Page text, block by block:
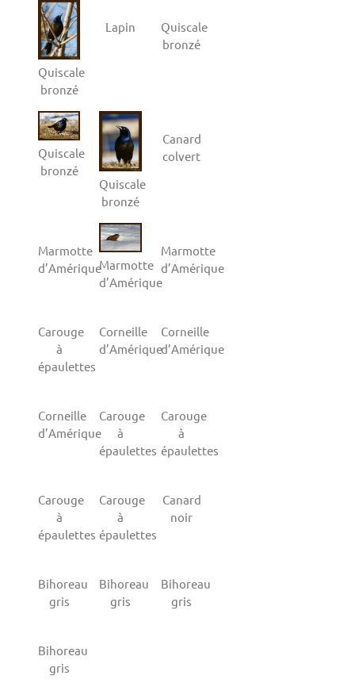
Quiscale
bronzé
Lapin
Quiscale
bronzé
Quiscale
bronzé
Quiscale
bronzé
Canard
colvert
Marmotte
d’AmériqueMarmotte
d’Amérique
Marmotte
d’Amérique
Carouge
à
épaulettes
Corneille
d’Amérique
Corneille
d’Amérique
Corneille
d’Amérique
Carouge
à
épaulettes
Carouge
à
épaulettes
Carouge
à
épaulettes
Carouge
à
épaulettes
Canard
noir
Bihoreau
gris
Bihoreau
gris
Bihoreau
gris
Bihoreau
gris